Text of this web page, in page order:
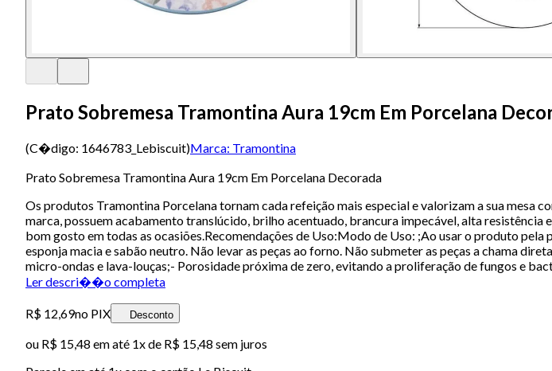
Prato Sobremesa Tramontina Aura 19cm Em Porcelana
(C�digo: 1646783_Lebiscuit)Marca: Tramontina
Prato Sobremesa Tramontina Aura 19cm Em Porcelana Decorada
Os produtos Tramontina Porcelana tornam cada refeição mais especial e valorizam a sua mesa
marca, possuem acabamento translúcido, brilho acentuado, brancura impecável, alta
bom gosto em todas as ocasiões.Recomendações de Uso:Modo de Uso: ;Ao usar o produto
esponja macia e sabão neutro. Não levar as peças ao forno. Não submeter as peças a chama
micro-ondas e lava-louças;- Porosidade próxima de zero, evitando a proliferação de fungos e
Ler descri��o completa
R$ 12,69no PIX Desconto
ou R$ 15,48 em até 1x de R$ 15,48 sem juros